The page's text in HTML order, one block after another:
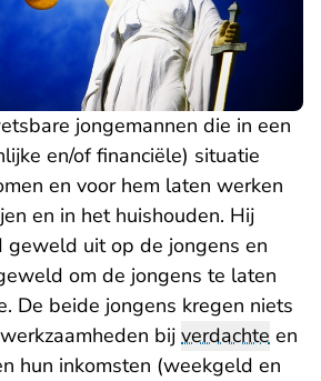
jongemannen die in een
en/of financiële) situatie
en voor hem laten werken
en in het huishouden. Hij
uit op de jongens en
om de jongens te laten
De beide jongens kregen niets
bij verdachte en
hun inkomsten (weekgeld en